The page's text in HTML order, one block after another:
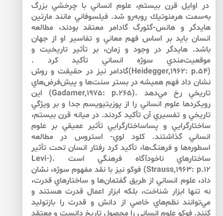
در اوايل قرن بيستم، علوم انساني با چرخشي بزرگ
به‌سمت هرمنوتيك روبه‌رو شد. فيلسوفاني مانند مارتين
هايدگر و هانس-گئورگ گادامر معتقد بودند، مطالعه
انسان بايد بر اساس فهم معاني و تفاسير او از جهان
باشد. هايدگر در وجود و زمان، بر تأثير تاريخيت و
موقعيت‌مندي سوژه انساني تأكيد كرد .
(Heidegger,1962: p.54)گادامر نيز در حقيقت و روش
نشان داد فهم هميشه در بستر سنت‌ها و پيش‌فرض‌هاي
تاريخي رخ مي‌دهد .(Gadamer,1975: p.265) اين
رويكردها علوم انساني را از پوزيتيويسم جدا و بر ويژگي
تاريخي و تفسيري آن تأكيد كردند. در ميانه قرن بيستم،
ساختارگرايي و پساساختارگرايي تأثير عميقي بر علوم
انساني گذاشتند. كلود لوي- استروس در مطالعه
اسطوره‌ها و فرهنگ‌ها، تأكيد كرد رفتار انسان تحت تأثير
ساختارهاي ناخودآگاه فرهنگي است .(Levi-
Strauss,1963: p.12) فوكو نيز با نقد مفهوم سوژه، نشان
داد، علوم انساني از طريق گفتمان‌ها و ساختارهاي قدرت،
نه تنها ابزار شناخت، بلكه ابزار اعمال قدرت هستند و
مي‌توانند نظم‌هاي خاصي از دانش و قدرت را بازتوليد
كنند. فوكو علوم انساني را محصول تاريخ دانست و معتقد